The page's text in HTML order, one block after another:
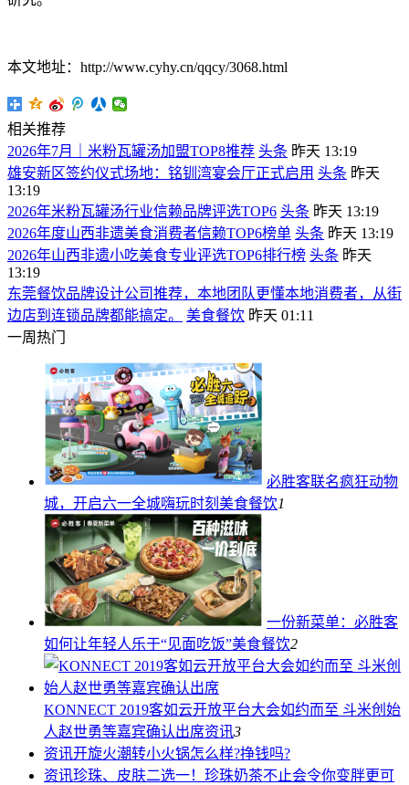
本文地址：http://www.cyhy.cn/qqcy/3068.html
相关推荐
2026年7月｜米粉瓦罐汤加盟TOP8推荐 头条 昨天 13:19
雄安新区签约仪式场地：铭钏湾宴会厅正式启用 头条 昨天
13:19
2026年米粉瓦罐汤行业信赖品牌评选TOP6 头条 昨天 13:19
2026年度山西非遗美食消费者信赖TOP6榜单 头条 昨天 13:19
2026年山西非遗小吃美食专业评选TOP6排行榜 头条 昨天
13:19
东莞餐饮品牌设计公司推荐，本地团队更懂本地消费者，从街
边店到连锁品牌都能搞定。
美食餐饮 昨天 01:11
一周热门
必胜客联名疯狂动物
城，开启六一全城嗨玩时刻 美食餐饮1
一份新菜单：必胜客
如何让年轻人乐于“见面吃饭”美食餐饮2
KONNECT 2019客如云开放平台大会如约而至 斗米创始
人赵世勇等嘉宾确认出席资讯3
资讯开旋火潮转小火锅怎么样?挣钱吗?
资讯珍珠、皮肤二选一！珍珠奶茶不止会令你变胖更可